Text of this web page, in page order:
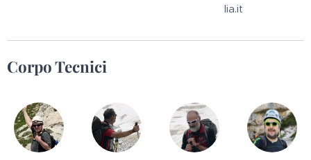
lia.it
Corpo Tecnici